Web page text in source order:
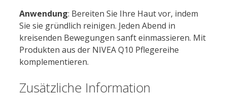
Anwendung: Bereiten Sie Ihre Haut vor, indem
Sie sie gründlich reinigen. Jeden Abend in
kreisenden Bewegungen sanft einmassieren. Mit
Produkten aus der NIVEA Q10 Pflegereihe
komplementieren.
Zusätzliche Information